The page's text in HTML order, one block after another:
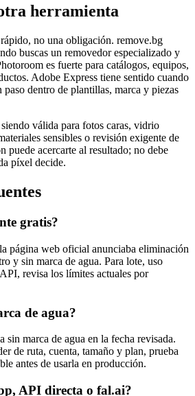
herramienta
no una obligación. remove.bg
buscas un removedor especializado y
es fuerte para catálogos, equipos,
Adobe Express tiene sentido cuando
dentro de plantillas, marca y piezas
válida para fotos caras, vidrio
sensibles o revisión exigente de
puede acercarte al resultado; no debe
píxel decide.
gratis?
página web oficial anunciaba eliminación
y sin marca de agua. Para lote, uso
revisa los límites actuales por
de agua?
marca de agua en la fecha revisada.
de ruta, cuenta, tamaño y plan, prueba
antes de usarla en producción.
API directa o fal.ai?